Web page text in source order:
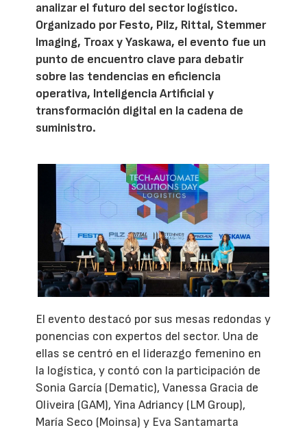
analizar el futuro del sector logístico.
Organizado por Festo, Pilz, Rittal, Stemmer
Imaging, Troax y Yaskawa, el evento fue un
punto de encuentro clave para debatir
sobre las tendencias en eficiencia
operativa, Inteligencia Artificial y
transformación digital en la cadena de
suministro.
El evento destacó por sus mesas redondas y
ponencias con expertos del sector. Una de
ellas se centró en el liderazgo femenino en
la logística, y contó con la participación de
Sonia García (Dematic), Vanessa Gracia de
Oliveira (GAM), Yina Adriancy (LM Group),
María Seco (Moinsa) y Eva Santamarta